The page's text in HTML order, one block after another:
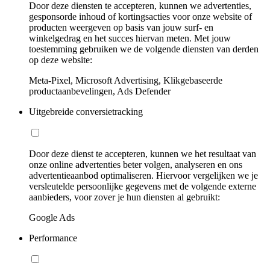
Door deze diensten te accepteren, kunnen we advertenties,
gesponsorde inhoud of kortingsacties voor onze website of
producten weergeven op basis van jouw surf- en
winkelgedrag en het succes hiervan meten. Met jouw
toestemming gebruiken we de volgende diensten van derden
op deze website:
Meta-Pixel, Microsoft Advertising, Klikgebaseerde
productaanbevelingen, Ads Defender
Uitgebreide conversietracking
Door deze dienst te accepteren, kunnen we het resultaat van
onze online advertenties beter volgen, analyseren en ons
advertentieaanbod optimaliseren. Hiervoor vergelijken we je
versleutelde persoonlijke gegevens met de volgende externe
aanbieders, voor zover je hun diensten al gebruikt:
Google Ads
Performance